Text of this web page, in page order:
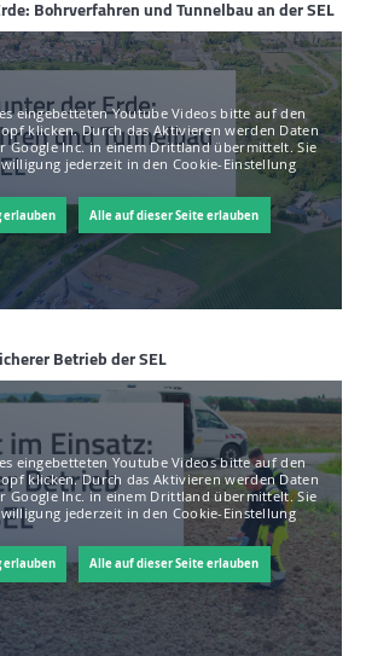
Bohrverfahren und Tunnelbau an der SEL
eingebetteten Youtube Videos bitte auf den
klicken. Durch das Aktivieren werden Daten
Google Inc. in einem Drittland übermittelt. Sie
jederzeit in den Cookie-Einstellung
erlauben Alle auf dieser Seite erlauben
Betrieb der SEL
eingebetteten Youtube Videos bitte auf den
klicken. Durch das Aktivieren werden Daten
Google Inc. in einem Drittland übermittelt. Sie
jederzeit in den Cookie-Einstellung
erlauben Alle auf dieser Seite erlauben